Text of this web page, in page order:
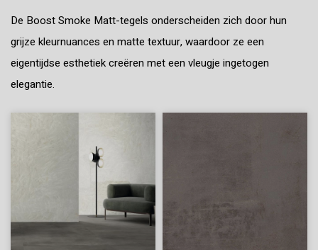
De Boost Smoke Matt-tegels onderscheiden zich door hun
grijze kleurnuances en matte textuur, waardoor ze een
eigentijdse esthetiek creëren met een vleugje ingetogen
elegantie.